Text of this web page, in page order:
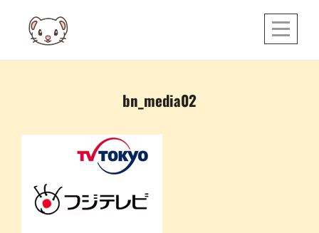
content
bn_media02
ゲ
ー